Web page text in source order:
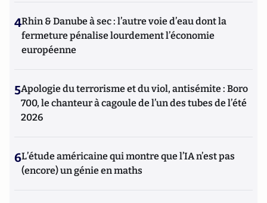
4Rhin & Danube à sec : l’autre voie d’eau dont la
fermeture pénalise lourdement l’économie
européenne
5Apologie du terrorisme et du viol, antisémite : Boro
700, le chanteur à cagoule de l’un des tubes de l’été
2026
6L’étude américaine qui montre que l’IA n’est pas
(encore) un génie en maths